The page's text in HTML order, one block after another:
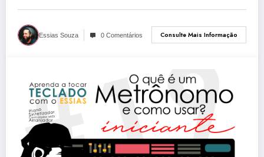
Essias Souza 0 Comentários Consulte Mais Informação